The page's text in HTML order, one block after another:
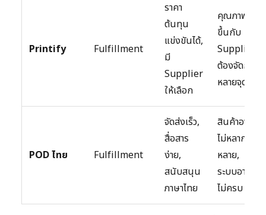
Printify Fulfillment
ราคา
ต้นทุน
แข่งขันได้,
มี
Supplier
ให้เลือก
คุณภาพ
ขึ้นกับ
Supplier,
ต้องจัดการ
หลายจุด
POD ไทย Fulfillment
จัดส่งเร็ว,
สื่อสาร
ง่าย,
สนับสนุน
ภาษาไทย
สินค้าอาจ
ไม่หลาก
หลาย,
ระบบอาจ
ไม่ครบ